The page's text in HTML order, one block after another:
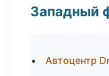
Западный
Автоцентр